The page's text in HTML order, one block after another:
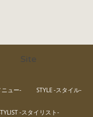
Site
ニュー- STYLE -スタイル-
-スタイリスト-